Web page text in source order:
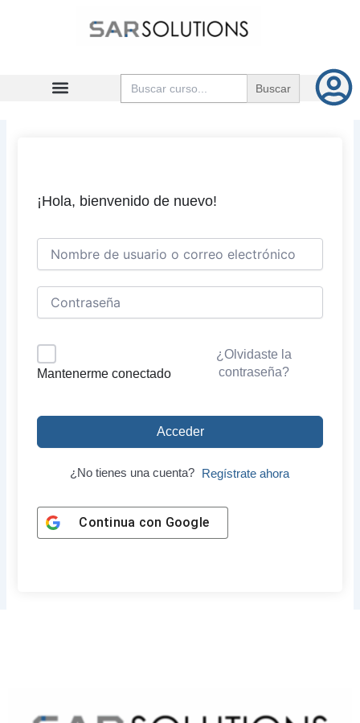
Buscar:
¡Hola, bienvenido de nuevo!
Mantenerme conectado
¿Olvidaste la
contraseña?
Acceder
¿No tienes una cuenta? Regístrate ahora
Continua con Google